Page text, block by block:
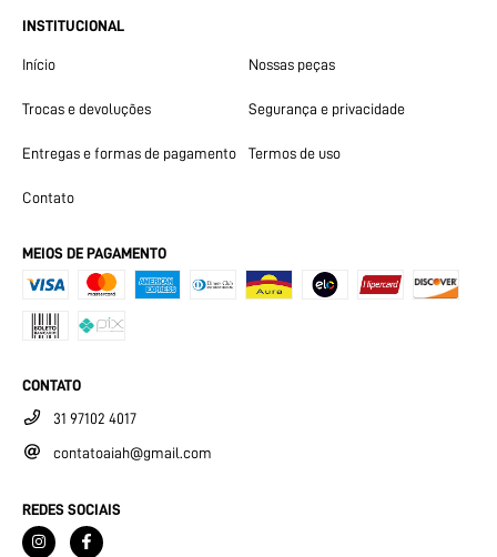
INSTITUCIONAL
Início Nossas peças
Trocas e devoluções Segurança e privacidade
Entregas e formas de pagamento Termos de uso
Contato
MEIOS DE PAGAMENTO
CONTATO
31 97102 4017
contatoaiah@gmail.com
REDES SOCIAIS